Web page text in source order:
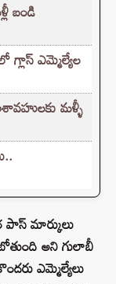
బండి
ఎమ్మెల్యేల
మళ్ళీ
పాస్‌ మార్కులు
అని గులాబీ
ఎమ్మెల్యేలు